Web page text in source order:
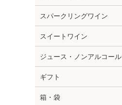
スパークリングワイン
スイートワイン
ジュース・ノンアルコール
ギフト
箱・袋